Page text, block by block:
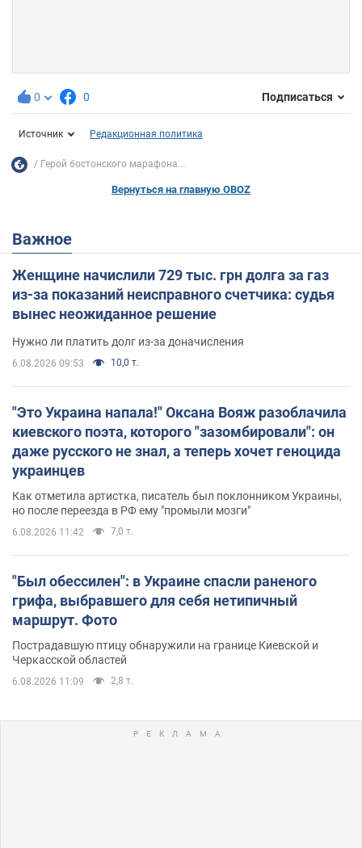
0 0 Подписаться
Источник Редакционная политика
Герой бостонского марафона...
Вернуться на главную OBOZ
Важное
Женщине начислили 729 тыс. грн долга за газ
из-за показаний неисправного счетчика: судья
вынес неожиданное решение
Нужно ли платить долг из-за доначисления
6.08.2026 09:53 10,0 т.
"Это Украина напала!" Оксана Вояж разоблачила
киевского поэта, которого "зазомбировали": он
даже русского не знал, а теперь хочет геноцида
украинцев
Как отметила артистка, писатель был поклонником Украины,
но после переезда в РФ ему "промыли мозги"
6.08.2026 11:42 7,0 т.
"Был обессилен": в Украине спасли раненого
грифа, выбравшего для себя нетипичный
маршрут. Фото
Пострадавшую птицу обнаружили на границе Киевской и
Черкасской областей
6.08.2026 11:09 2,8 т.